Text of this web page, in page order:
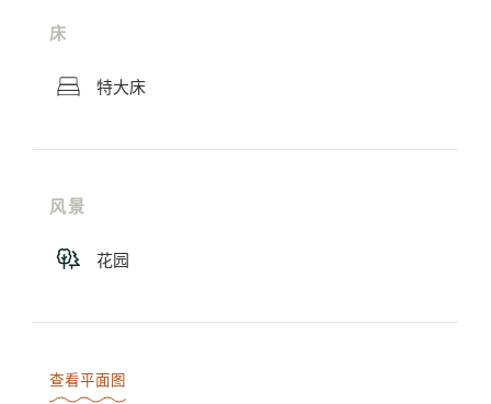
床
特大床
风景
花园
查看平面图